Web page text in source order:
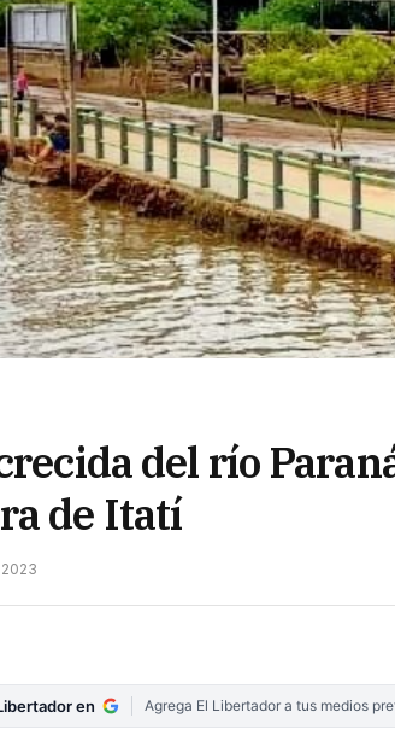
del río
de Itatí
en Agrega El Libertador a tus medios